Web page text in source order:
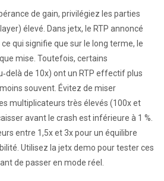
de gain, privilégiez les parties
élevé. Dans jetx, le RTP annoncé
qui signifie que sur le long terme, le
mise. Toutefois, certains
de 10x) ont un RTP effectif plus
souvent. Évitez de miser
multiplicateurs très élevés (100x et
avant le crash est inférieure à 1 %.
entre 1,5x et 3x pour un équilibre
Utilisez la jetx demo pour tester ces
de passer en mode réel.